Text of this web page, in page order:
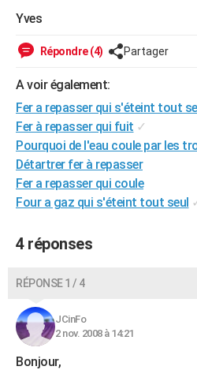
BONS PLANS
CARTE DE VOEUX
Carte de Noël
Carte Bonne année
Carte Saint-Valentin
Carte Pâques
Carte d'anniversaire
DICTIONNAIRE
Dictionnaire
Biographies
Citations
Expressions
Proverbes
PROGRAMME TV
COPAINS D'AVANT
S'inscrire
Se connecter
Lycées
Collèges
Primaires
Universités
Entreprises
Service militaire
Avis de recherche
AVIS DE DÉCÈS
Bricolage
Lifestyle
Culture
Sport
Auto
Television
Voyage
Cinema
Yves
Répondre (4) Partager
A voir également:
Fer a repasser qui s'éteint tout
Fer à repasser qui fuit ✓
Pourquoi de l'eau coule par les
Détartrer fer à repasser
Fer a repasser qui coule
Four a gaz qui s'éteint tout seul
4 réponses
RÉPONSE 1 / 4
JCinFo
2 nov. 2008 à 14:21
Bonjour,